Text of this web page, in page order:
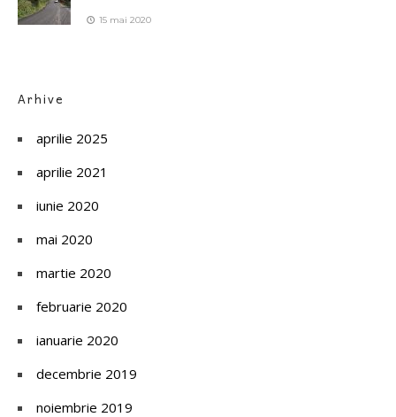
15 mai 2020
Arhive
aprilie 2025
aprilie 2021
iunie 2020
mai 2020
martie 2020
februarie 2020
ianuarie 2020
decembrie 2019
noiembrie 2019